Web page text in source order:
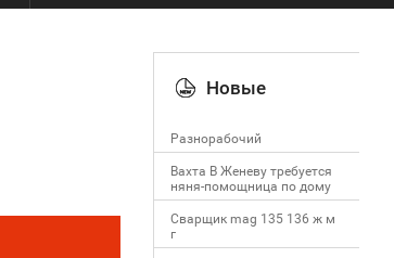
Новые
Разнорабочий
Вахта В Женеву требуется
няня-помощница по дому
Сварщик mag 135 136 ж м
г